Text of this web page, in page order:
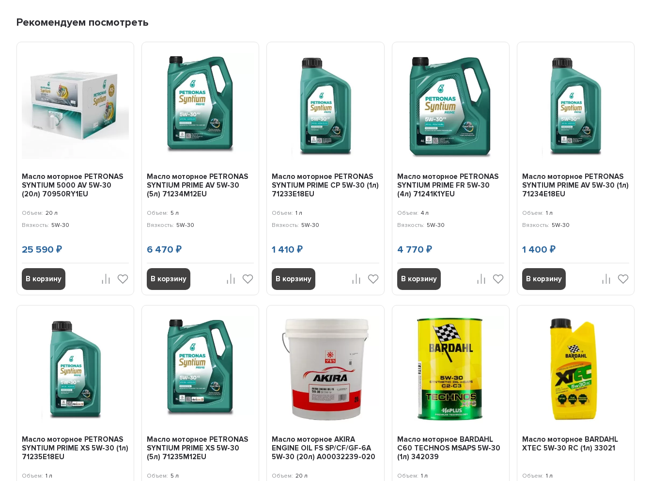
Рекомендуем посмотреть
Масло моторное PETRONAS
SYNTIUM 5000 AV 5W-30
(20л) 70950RY1EU
Объем: 20 л
Вязкость: 5W-30
25 590₽
В корзину
Масло моторное PETRONAS
SYNTIUM PRIME AV 5W-30
(5л) 71234M12EU
Объем: 5 л
Вязкость: 5W-30
6 470₽
В корзину
Масло моторное PETRONAS
SYNTIUM PRIME CP 5W-30 (1л)
71233E18EU
Объем: 1 л
Вязкость: 5W-30
1 410₽
В корзину
Масло моторное PETRONAS
SYNTIUM PRIME FR 5W-30
(4л) 71241K1YEU
Объем: 4 л
Вязкость: 5W-30
4 770 ₽
В корзину
Масло моторное PETRONAS
SYNTIUM PRIME AV 5W-30 (1л)
71234E18EU
Объем: 1 л
Вязкость: 5W-30
1 400 ₽
В корзину
Масло моторное PETRONAS
SYNTIUM PRIME XS 5W-30 (1л)
71235E18EU
Объем: 1 л
Масло моторное PETRONAS
SYNTIUM PRIME XS 5W-30
(5л) 71235M12EU
Объем: 5 л
Масло моторное AKIRA
ENGINE OIL FS SP/CF/GF-6A
5W-30 (20л) A00032239-020
Объем: 20 л
Масло моторное BARDAHL
С60 TECHNOS MSAPS 5W-30
(1л) 342039
Объем: 1 л
Масло моторное BARDAHL
XTEC 5W-30 RC (1л) 33021
Объем: 1 л